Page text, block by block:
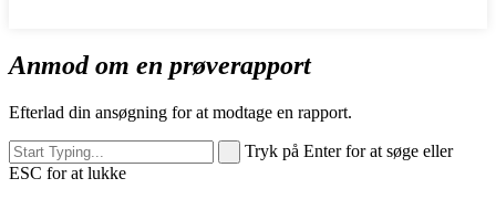
Anmod om en prøverapport
Efterlad din ansøgning for at modtage en rapport.
Tryk på Enter for at søge eller
ESC for at lukke